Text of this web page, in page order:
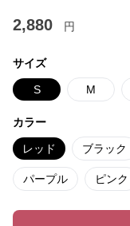
2,880 円
サイズ
S M
カラー
レッド ブラック
パープル ピンク